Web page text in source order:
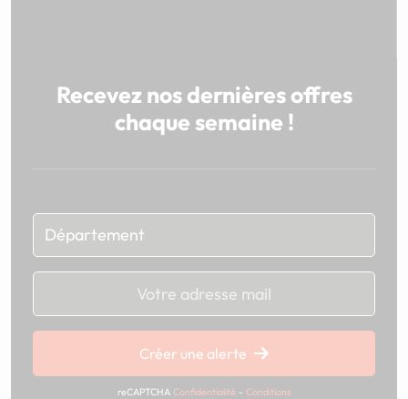
Recevez nos dernières offres
chaque semaine !
Chargement...
Créer une alerte
reCAPTCHA Confidentialité - Conditions